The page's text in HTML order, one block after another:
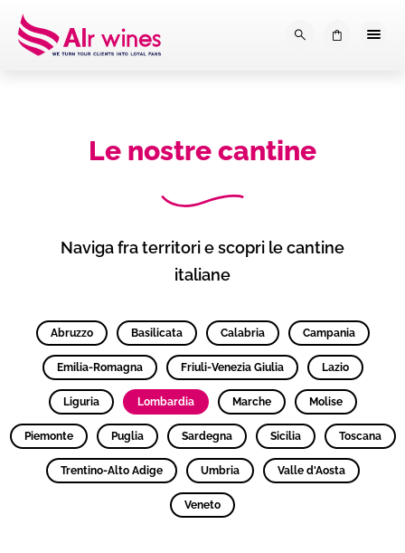
Dalla loro vendemmia, alla
Le nostre cantine
Naviga fra territori e scopri le cantine
italiane
Abruzzo Basilicata Calabria Campania
Emilia-Romagna Friuli-Venezia Giulia Lazio
Liguria Lombardia Marche Molise
Piemonte Puglia Sardegna Sicilia Toscana
Trentino-Alto Adige Umbria Valle d'Aosta
Veneto